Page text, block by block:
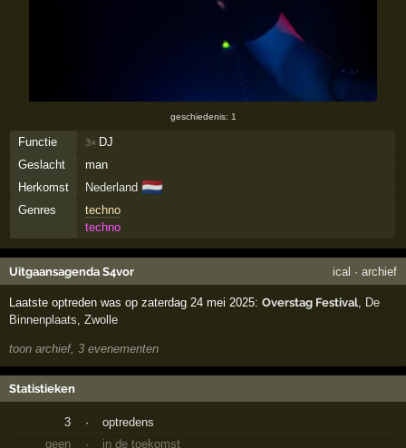
geschiedenis: 1
Functie 3× DJ
Geslacht
man
Herkomst
Nederland 🇳🇱
Genres
techno
techno
Uitgaansagenda S4vor ical · archief
Laatste optreden was op zaterdag 24 mei 2025:Overstag Festival
De
Binnenplaats ,Zwolle
toon archief, 3 evenementen
Statistieken
3 ·
optredens
geen
· in de toekomst